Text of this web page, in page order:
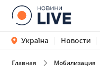
Україна Новости
Главная Мобилизация